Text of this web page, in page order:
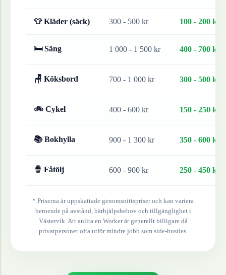
👕 Kläder (säck) 300 - 500 kr 100 - 200 kr
🛏 Säng 1 000 - 1 500 kr 400 - 700 kr
🪑 Köksbord 700 - 1 000 kr 300 - 500 kr
🚲 Cykel 400 - 600 kr 150 - 250 kr
📚 Bokhylla 900 - 1 300 kr 350 - 600 kr
🪘 Fåtölj 600 - 900 kr 250 - 450 kr
* Priserna är uppskattade genomsnittspriser och kan variera
beroende på avstånd, bärhjälpsbehov och tillgänglighet i
Västervik. Att anlita en Worker är generellt billigare då
privatpersoner ofta utför mindre jobb som side-hustles.